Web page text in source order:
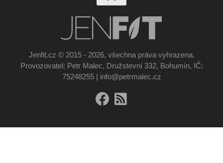
Jenfit.cz © 2015 - 2026, všechna práva vyhrazena.
Provozovatel: Petr Malec, Družstevní 332, Bohumín, IČ:
75248255 | info@petrmalec.cz